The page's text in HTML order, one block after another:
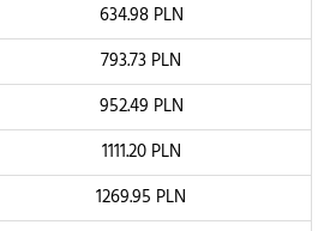
634.98PLN
793.73 PLN
952.49 PLN
1111.20PLN
1269.95 PLN